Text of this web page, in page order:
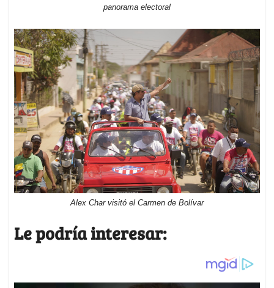
panorama electoral
Alex Char visitó el Carmen de Bolívar
Le podría interesar: